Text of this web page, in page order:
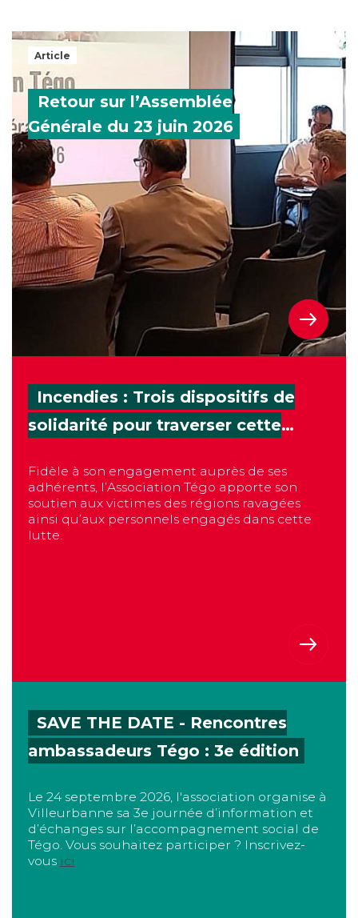
Retour sur l’Assemblée Générale du 23 juin 2026
Article
Retour sur l’Assemblée
Générale du 23 juin 2026
Incendies : Trois dispositifs de
solidarité pour traverser cette
Fidèle à son engagement auprès de ses
adhérents, l’Association Tégo apporte son
soutien aux victimes des régions ravagées
ainsi qu’aux personnels engagés dans cette
lutte.
SAVE THE DATE - Rencontres
ambassadeurs Tégo : 3e édition
Le 24 septembre 2026, l'association organise à
Villeurbanne sa 3e journée d’information et
d’échanges sur l’accompagnement social de
Tégo. Vous souhaitez participer ? Inscrivez-
vous ici